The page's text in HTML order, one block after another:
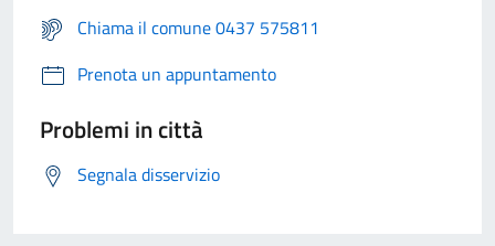
Chiama il comune 0437 575811
Prenota un appuntamento
Problemi in città
Segnala disservizio